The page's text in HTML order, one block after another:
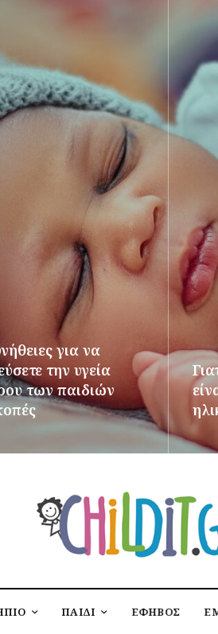
για να
την υγεία
των παιδιών
ΠΑΙΔΙ ΕΦΗΒΟΣ